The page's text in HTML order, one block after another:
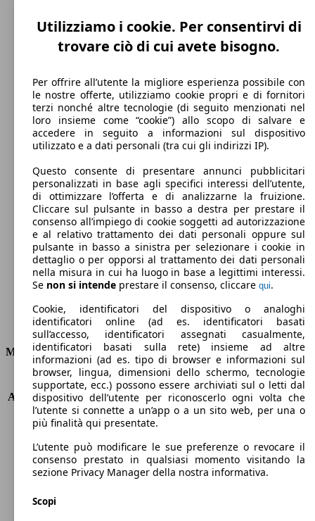
210 km/h
Velocità massima
Benzina
Carburante
127 g/km
Emissioni di CO2 (combinato)*
Consumi
Motore e Prestazioni
KW (PS)
110 kW (150 PS)
Accelerazione (0-100 km/h)
8.2s
Velocità massima (km/h)
210 km/h
Numero di marce
6
Coppia
230 nm
Cilindrata
1368 ccm
Carburante
Benzina
Trasmissione
Utilizziamo i cookie. Per consentirvi di
trovare ciò di cui avete bisogno.
Per offrire all’utente la migliore esperienza possibile con
le nostre offerte, utilizziamo cookie propri e di fornitori
terzi nonché altre tecnologie (di seguito menzionati nel
loro insieme come “cookie”) allo scopo di salvare e
accedere in seguito a informazioni sul dispositivo
utilizzato e a dati personali (tra cui gli indirizzi IP).
Questo consente di presentare annunci pubblicitari
personalizzati in base agli specifici interessi dell’utente,
di ottimizzare l’offerta e di analizzarne la fruizione.
Cliccare sul pulsante in basso a destra per prestare il
consenso all’impiego di cookie soggetti ad autorizzazione
e al relativo trattamento dei dati personali oppure sul
pulsante in basso a sinistra per selezionare i cookie in
dettaglio o per opporsi al trattamento dei dati personali
nella misura in cui ha luogo in base a legittimi interessi.
Se non si intende prestare il consenso, cliccare qui.
Cookie, identificatori del dispositivo o analoghi
identificatori online (ad es. identificatori basati
sull’accesso, identificatori assegnati casualmente,
identificatori basati sulla rete) insieme ad altre
informazioni (ad es. tipo di browser e informazioni sul
browser, lingua, dimensioni dello schermo, tecnologie
supportate, ecc.) possono essere archiviati sul o letti dal
dispositivo dell’utente per riconoscerlo ogni volta che
l’utente si connette a un’app o a un sito web, per una o
più finalità qui presentate.
L’utente può modificare le sue preferenze o revocare il
consenso prestato in qualsiasi momento visitando la
sezione Privacy Manager della nostra informativa.
Scopi